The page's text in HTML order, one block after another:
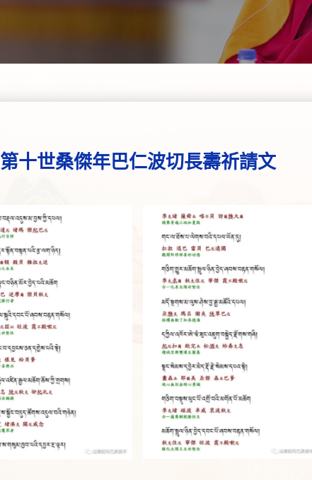
第十世桑傑年巴仁波切長壽祈請文